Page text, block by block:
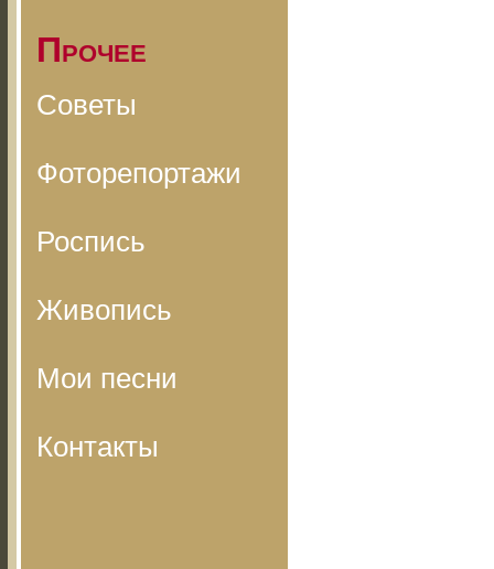
Прочее
Советы
Фоторепортажи
Роспись
Живопись
Мои песни
Контакты